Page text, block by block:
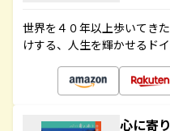
世界を４０年以上歩いてき
けする、人生を輝かせるド
心に寄